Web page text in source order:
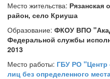
Место жительства: Рязанская
район, село Криуша
Образование: ФКОУ ВПО
Федеральной службы
2013
Место работы: ГБУ РО "Центр
лиц без определенного